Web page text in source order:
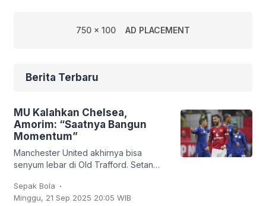
750 x 100 AD PLACEMENT
Berita Terbaru
MU Kalahkan Chelsea,
Amorim: “Saatnya Bangun
Momentum”
Manchester United akhirnya bisa
senyum lebar di Old Trafford. Setan
2-1 dalam lanjutan Liga Inggris, Sabtu
(20/9/2025). Bruno
Sepak Bola .
Minggu, 21 Sep 2025 20:05 WIB